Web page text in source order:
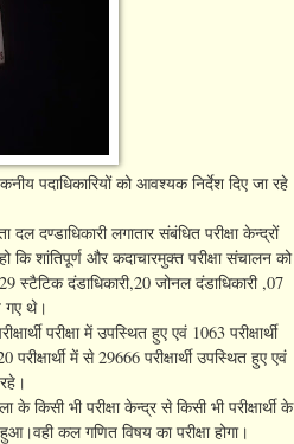
पदाधिकारियों को आवश्यक निर्देश दिए जा रहे
दण्डाधिकारी लगातार संबंधित परीक्षा केन्द्रों
शांतिपूर्ण और कदाचारमुक्त परीक्षा संचालन को
स्टैटिक दंडाधिकारी,20 जोनल दंडाधिकारी ,07
गए थे।
परीक्षा में उपस्थित हुए एवं 1063 परीक्षार्थी
में से 29666 परीक्षार्थी उपस्थित हुए एवं
किसी भी परीक्षा केन्द्र से किसी भी परीक्षार्थी के
कल गणित विषय का परीक्षा होगा।